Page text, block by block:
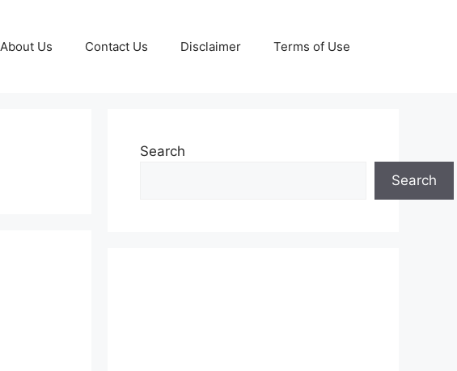
About Us Contact Us Disclaimer Terms of Use
Search
Search